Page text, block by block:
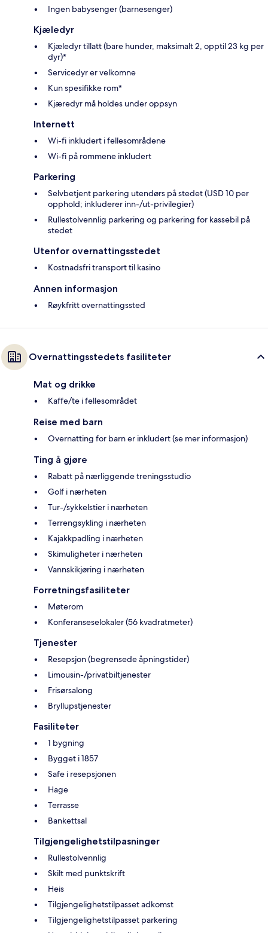
Ingen babysenger (barnesenger)
Kjæledyr
Kjæledyr tillatt (bare hunder, maksimalt 2, opptil 23 kg per
dyr)*
Servicedyr er velkomne
Kun spesifikke rom*
Kjæredyr må holdes under oppsyn
Internett
Wi-fi inkludert i fellesområdene
Wi-fi på rommene inkludert
Parkering
Selvbetjent parkering utendørs på stedet (USD 10 per
opphold; inkluderer inn-/ut-privilegier)
Rullestolvennlig parkering og parkering for kassebil på
stedet
Utenfor overnattingsstedet
Kostnadsfri transport til kasino
Annen informasjon
Røykfritt overnattingssted
Overnattingsstedets fasiliteter
Mat og drikke
Kaffe/te i fellesområdet
Reise med barn
Overnatting for barn er inkludert (se mer informasjon)
Ting å gjøre
Rabatt på nærliggende treningsstudio
Golf i nærheten
Tur-/sykkelstier i nærheten
Terrengsykling i nærheten
Kajakkpadling i nærheten
Skimuligheter i nærheten
Vannskikjøring i nærheten
Forretningsfasiliteter
Møterom
Konferanseselokaler (56 kvadratmeter)
Tjenester
Resepsjon (begrensede åpningstider)
Limousin-/privatbiltjenester
Frisørsalong
Bryllupstjenester
Fasiliteter
1 bygning
Bygget i 1857
Safe i resepsjonen
Hage
Terrasse
Bankettsal
Tilgjengelighetstilpasninger
Rullestolvennlig
Skilt med punktskrift
Heis
Tilgjengelighetstilpasset adkomst
Tilgjengelighetstilpasset parkering